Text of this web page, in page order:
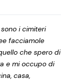
i cimiteri
facciamole
che spero di
e mi occupo di
casa,